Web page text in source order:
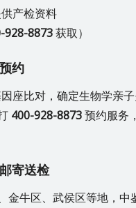
产检资料
928-8873获取）
约
座比对，确定生物学亲
400-928-8873预约服务
寄送检
金牛区、武侯区等地，